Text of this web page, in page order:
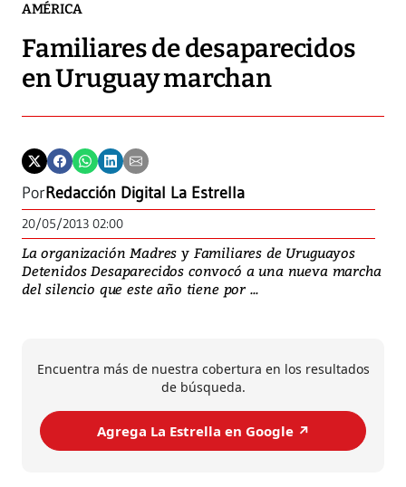
AMÉRICA
Familiares de desaparecidos
en Uruguay marchan
PorRedacción Digital La Estrella
20/05/2013 02:00
La organización Madres y Familiares de Uruguayos
Detenidos Desaparecidos convocó a una nueva marcha
del silencio que este año tiene por ...
Encuentra más de nuestra cobertura en los resultados
de búsqueda.
Agrega La Estrella en Google ↗️